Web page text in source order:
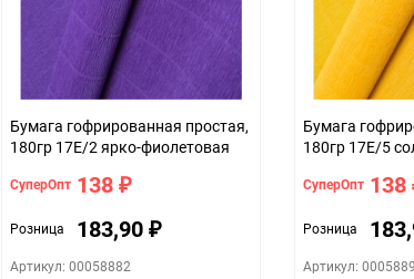
Бумага гофрированная простая,
180гр 17Е/2 ярко-фиолетовая
СуперОпт 138 ₽
Розница 183,90 ₽
Артикул: 00058882
Бумага
180гр 17Е/5
СуперОпт 138
Розница
Артикул: